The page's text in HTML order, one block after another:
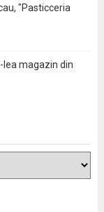
"Pasticceria
lea magazin din